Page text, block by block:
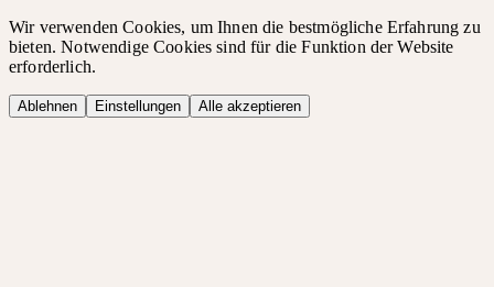
Wir verwenden Cookies, um Ihnen die bestmögliche Erfahrung zu
bieten. Notwendige Cookies sind für die Funktion der Website
erforderlich.
Ablehnen Einstellungen Alle akzeptieren